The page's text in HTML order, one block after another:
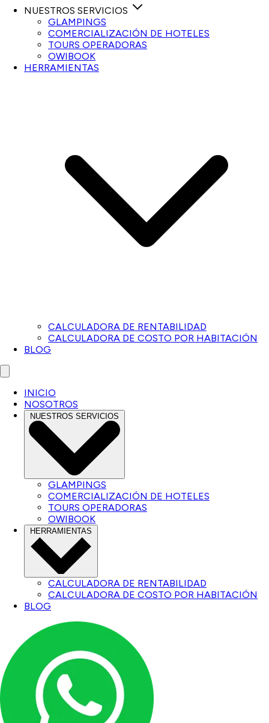
NUESTROS SERVICIOS
GLAMPINGS
COMERCIALIZACIÓN DE HOTELES
TOURS OPERADORAS
OWIBOOK
HERRAMIENTAS
CALCULADORA DE RENTABILIDAD
CALCULADORA DE COSTO POR HABITACIÓN
BLOG
Close menu
INICIO
NOSOTROS
NUESTROS SERVICIOS
GLAMPINGS
COMERCIALIZACIÓN DE HOTELES
TOURS OPERADORAS
OWIBOOK
HERRAMIENTAS
CALCULADORA DE RENTABILIDAD
CALCULADORA DE COSTO POR HABITACIÓN
BLOG